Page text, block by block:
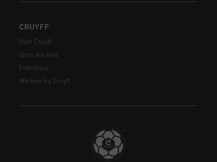
CRUYFF
Over Cruyff
Onze winkels
Franchise
Werken bij Cruyff